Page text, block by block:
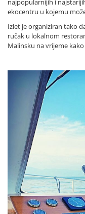
najpopularnijih i
ekocentru u kojemu
Izlet je organiziran tako
ručak u lokalnom
Malinsku na vrijeme